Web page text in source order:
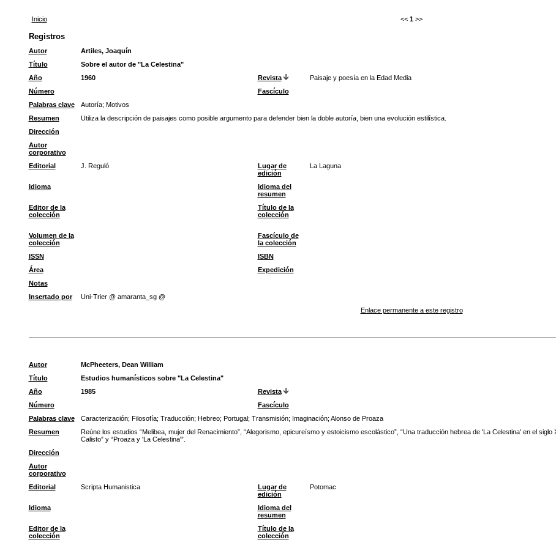
Inicio << 1 >>
Registros
Autor
Artiles, Joaquín
Título
Sobre el autor de "La Celestina"
Año
1960 Revista Paisaje y poesía en la Edad Media
Número
Fascículo
Palabras clave
Autoría; Motivos
Resumen
Utiliza la descripción de paisajes como posible argumento para defender bien la doble autoría, bien una evolución estilística.
Dirección
Autor
corporativo
Editorial J. Reguló
Lugar de
edición
La Laguna
Idioma
Idioma del
resumen
Editor de la
colección
Título de la
colección
Volumen de la
colección
Fascículo de
la colección
ISSN ISBN
Área
Expedición
Notas
Insertado por
Uni-Trier @ amaranta_sg @
Enlace permanente a este registro
Autor
McPheeters, Dean William
Título
Estudios humanísticos sobre "La Celestina"
Año
1985 Revista
Número
Fascículo
Palabras clave
Caracterización; Filosofía; Traducción; Hebreo; Portugal; Transmisión; Imaginación; Alonso de Proaza
Resumen
Reúne los estudios “Melibea, mujer del Renacimiento”, “Alegorismo, epicureísmo y estoicismo escolástico”, “Una traducción hebrea de 'La Celestina' en el siglo
Calisto” y “Proaza y 'La Celestina'”.
Dirección
Autor
corporativo
Editorial Scripta Humanistica
Lugar de
edición
Potomac
Idioma
Idioma del
resumen
Editor de la
colección
Título de la
colección